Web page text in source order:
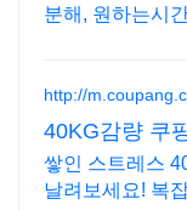
분해, 원하는시
http://
40KG감량 쿠
도착 로켓배송
쌓인 스트레스
날려보세요! 복